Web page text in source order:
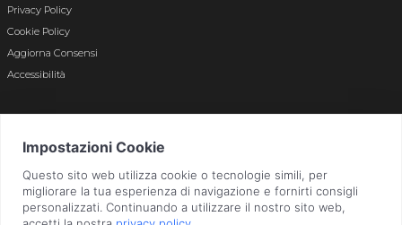
Privacy Policy
Cookie Policy
Aggiorna Consensi
Accessibilità
Bergamo n. 01496180165 · Capitale Sociale i.v. € 800.000,00